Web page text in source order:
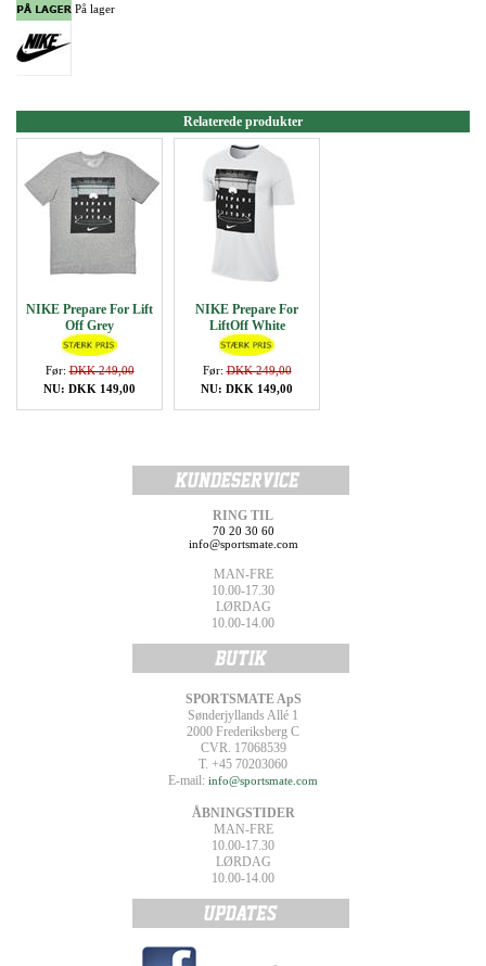
På lager
Relaterede produkter
NIKE Prepare For Lift
Off Grey
Før:DKK 249,00
NU: DKK 149,00
NIKE Prepare For
LiftOff White
Før:DKK 249,00
NU: DKK 149,00
RING TIL
70 20 30 60
info@sportsmate.com
MAN-FRE
10.00-17.30
LØRDAG
10.00-14.00
SPORTSMATE ApS
Sønderjyllands Allé 1
2000 Frederiksberg C
CVR. 17068539
T. +45 70203060
E-mail: info@sportsmate.com
ÅBNINGSTIDER
MAN-FRE
10.00-17.30
LØRDAG
10.00-14.00